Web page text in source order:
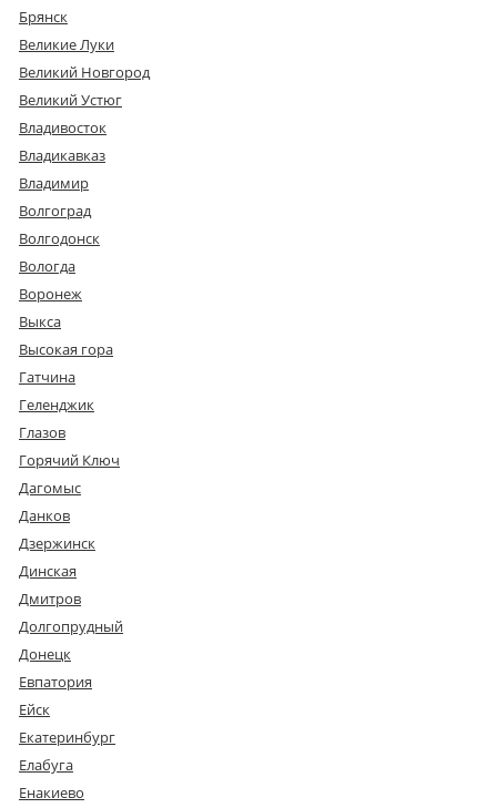
Брянск
Великие Луки
Великий Новгород
Великий Устюг
Владивосток
Владикавказ
Владимир
Волгоград
Волгодонск
Вологда
Воронеж
Выкса
Высокая гора
Гатчина
Геленджик
Глазов
Горячий Ключ
Дагомыс
Данков
Дзержинск
Динская
Дмитров
Долгопрудный
Донецк
Евпатория
Ейск
Екатеринбург
Елабуга
Енакиево